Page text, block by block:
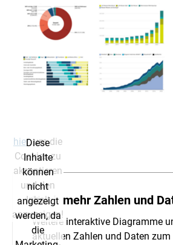
und den
Inhalt
anzuzeigen!
nicht
angezeigt
werden, da
die
Marketing-
Cookies
hier, um die
Cookies zu
akzeptieren
und den
Inhalt
anzuzeigen!
Diese
Inhalte
können
nicht
angezeigt
werden, da
die
Noch mehr Zahlen und
Weitere interaktive Diagramme
aktuellen Zahlen und Daten zum